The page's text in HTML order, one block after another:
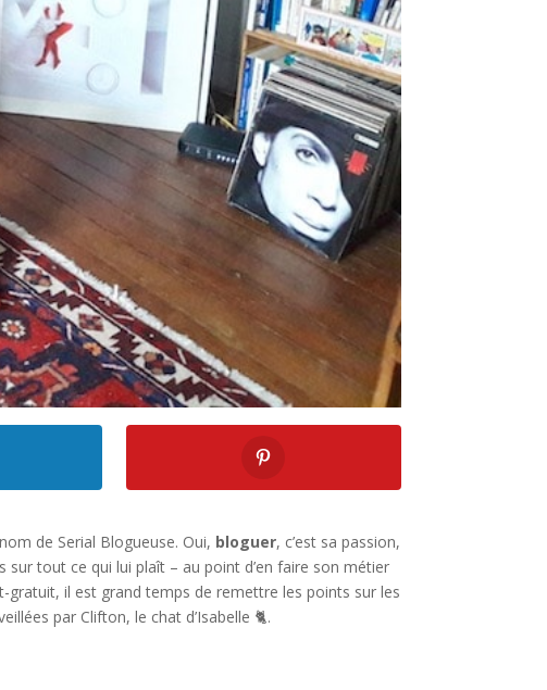
de Serial Blogueuse. Oui, bloguer, c’est sa passion,
sur tout ce qui lui plaît – au point d’en faire son métier
gratuit, il est grand temps de remettre les points sur les
par Clifton, le chat d’Isabelle 🐈.